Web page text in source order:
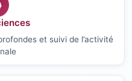
et suivi de l’activité